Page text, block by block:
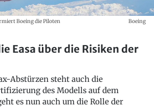
Boeing die Piloten
Boeing
Easa über die Risiken der
Abstürzen steht auch die
des Modells auf dem
es nun auch um die Rolle der